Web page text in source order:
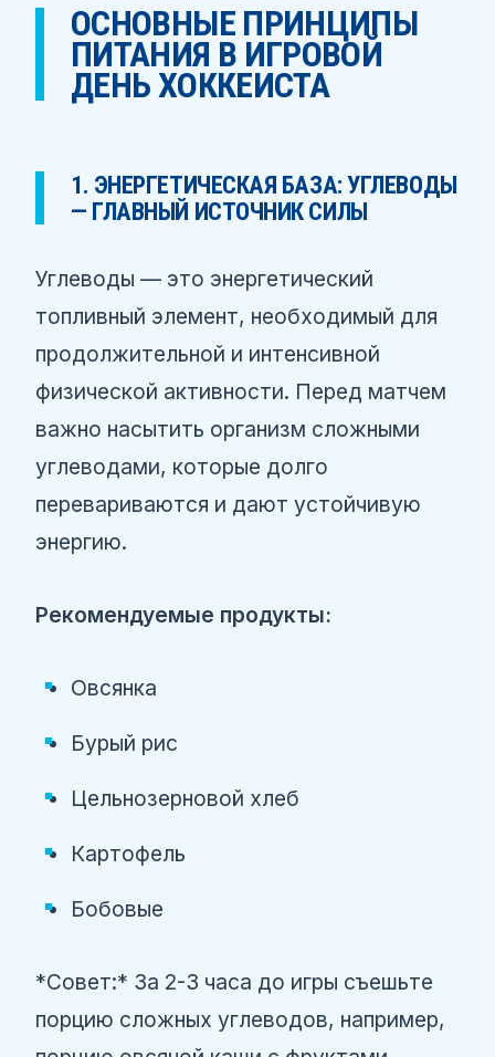
ОСНОВНЫЕ ПРИНЦИПЫ
ПИТАНИЯ В ИГРОВОЙ
ДЕНЬ ХОККЕИСТА
1. ЭНЕРГЕТИЧЕСКАЯ БАЗА: УГЛЕВОДЫ
— ГЛАВНЫЙ ИСТОЧНИК СИЛЫ
Углеводы — это энергетический
топливный элемент, необходимый для
продолжительной и интенсивной
физической активности. Перед матчем
важно насытить организм сложными
углеводами, которые долго
перевариваются и дают устойчивую
энергию.
Рекомендуемые продукты:
Овсянка
Бурый рис
Цельнозерновой хлеб
Картофель
Бобовые
*Совет:* За 2-3 часа до игры съешьте
порцию сложных углеводов, например,